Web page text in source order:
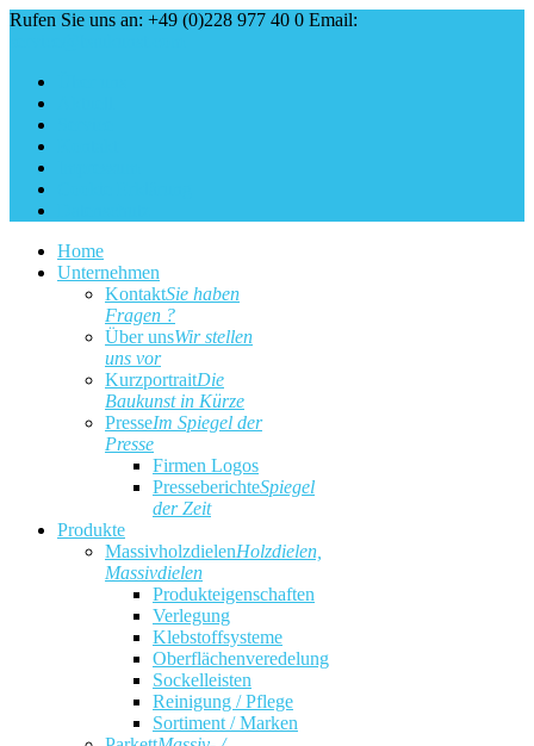
Rufen Sie uns an: +49 (0)228 977 40 0 Email:
Home
Unternehmen
KontaktSie haben
Fragen ?
Über unsWir stellen
uns vor
KurzportraitDie
Baukunst in Kürze
PresseIm Spiegel der
Presse
Firmen Logos
PresseberichteSpiegel
der Zeit
Produkte
MassivholzdielenHolzdielen,
Massivdielen
Produkteigenschaften
Verlegung
Klebstoffsysteme
Oberflächenveredelung
Sockelleisten
Reinigung / Pflege
Sortiment / Marken